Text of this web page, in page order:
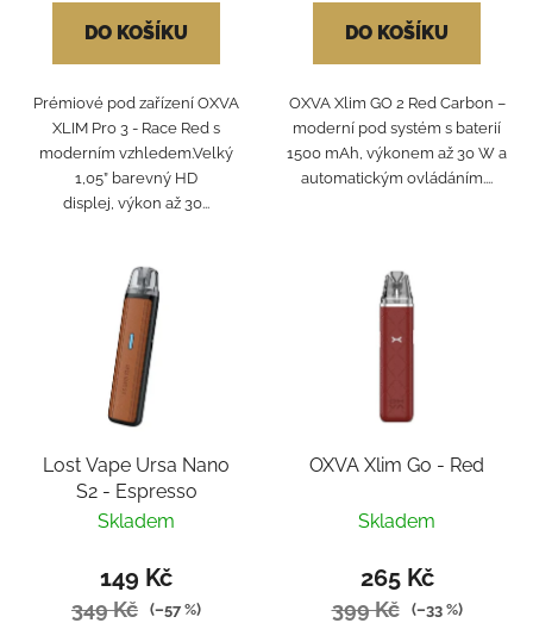
DO KOŠÍKU
Prémiové pod zařízení OXVA
XLIM Pro 3 - Race Red s
moderním vzhledem.Velký
1,05” barevný HD
displej, výkon až 30...
DO KOŠÍKU
OXVA Xlim GO 2 Red Carbon –
moderní pod systém s baterií
1500 mAh, výkonem až 30 W a
automatickým ovládáním....
Lost Vape Ursa Nano
S2 - Espresso
Skladem
149 Kč
349 Kč (–57 %)
OXVA Xlim Go - Red
Skladem
265 Kč
399 Kč (–33 %)